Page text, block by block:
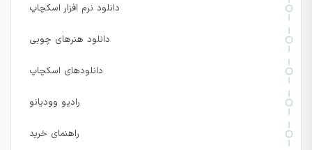
دانلود نرم افزار اسکچاپ
دانلود هنرهای چوبی
دانلودهای اسکچاپ
رادیو وودیانو
راهنمای خرید